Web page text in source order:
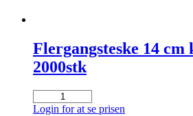
Flergangsteske 14 cm
2000stk
Flergangsteske
14
Login for at se prisen